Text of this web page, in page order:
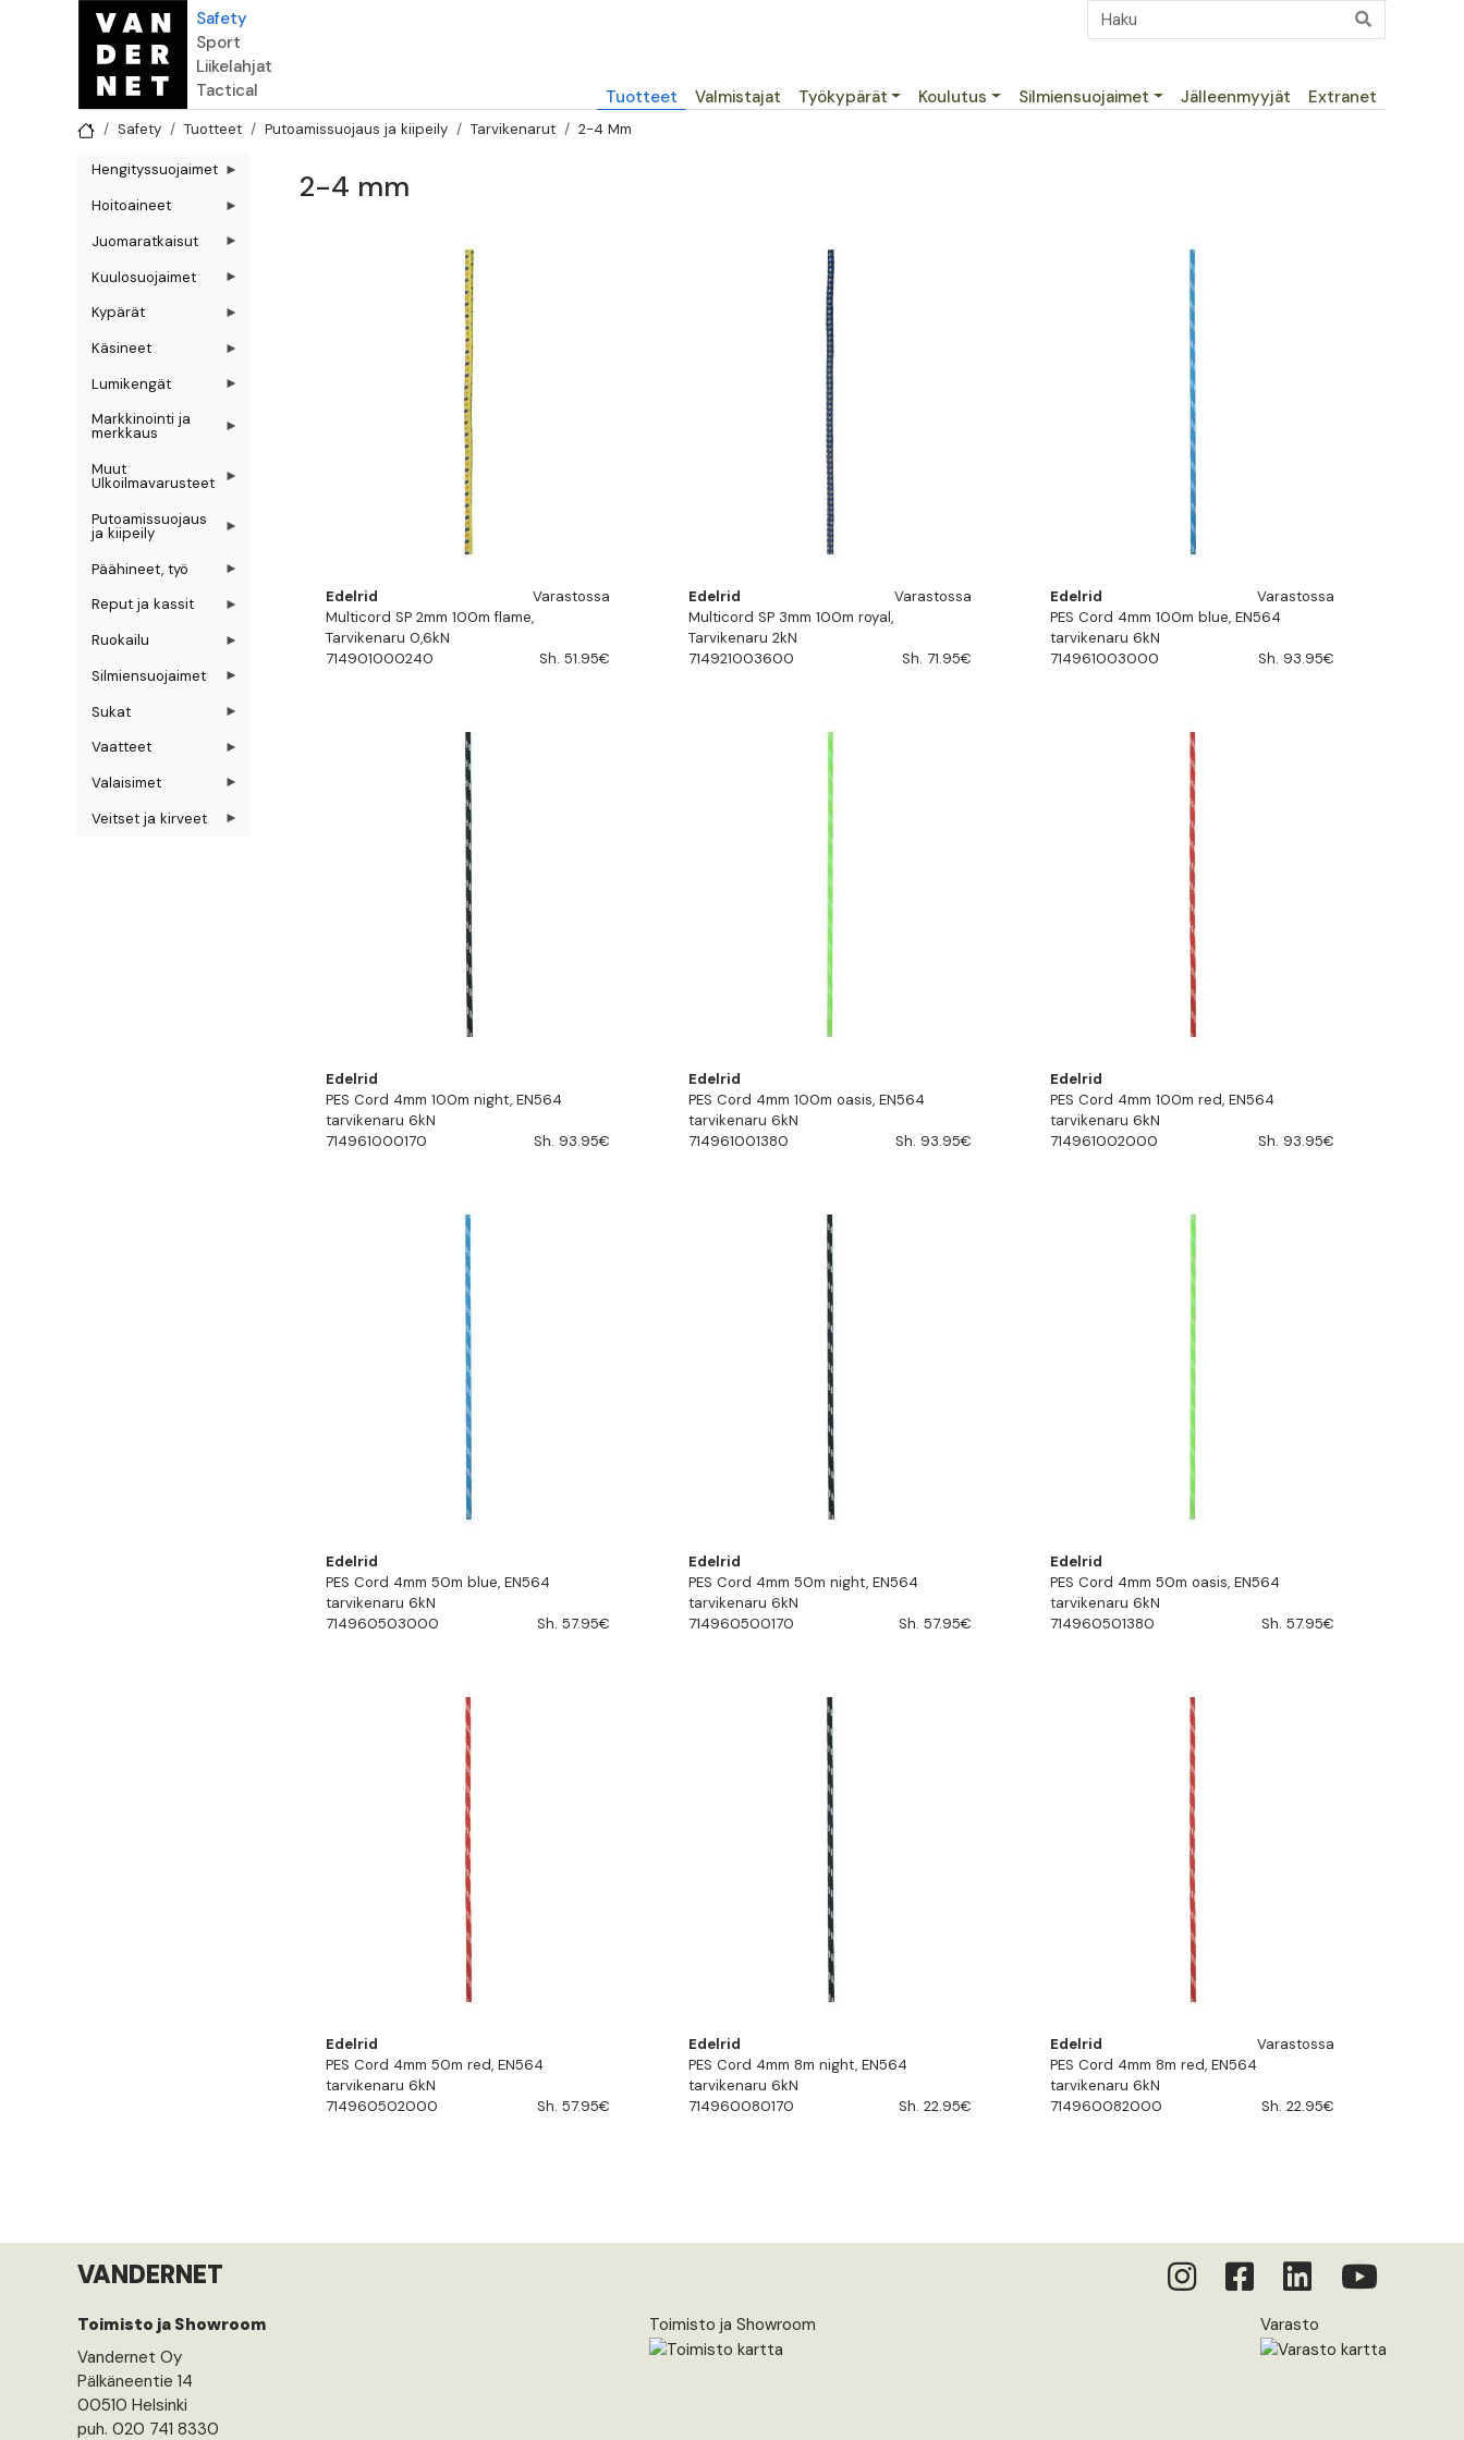
Hyppää pääsisältöön
Safety
Sport
Liikelahjat
Tactical
Päävalikko
Tuotteet Valmistajat Työkypärät Koulutus Silmiensuojaimet Jälleenmyyjät Extranet
Safety Tuotteet Putoamissuojaus ja kiipeily Tarvikenarut 2-4 Mm
2-4 mm
Edelrid
Varastossa
Multicord SP 2mm 100m flame,
Tarvikenaru 0,6kN
714901000240
Sh. 51.95€
Edelrid
Varastossa
Multicord SP 3mm 100m royal,
Tarvikenaru 2kN
714921003600
Sh. 71.95€
Edelrid
Varastossa
PES Cord 4mm 100m blue, EN564
tarvikenaru 6kN
714961003000
Sh. 93.95€
Edelrid
PES Cord 4mm 100m night, EN564
tarvikenaru 6kN
714961000170
Sh. 93.95€
Edelrid
PES Cord 4mm 100m oasis, EN564
tarvikenaru 6kN
714961001380
Sh. 93.95€
Edelrid
PES Cord 4mm 100m red, EN564
tarvikenaru 6kN
714961002000
Sh. 93.95€
Edelrid
PES Cord 4mm 50m blue, EN564
tarvikenaru 6kN
714960503000
Sh. 57.95€
Edelrid
PES Cord 4mm 50m night, EN564
tarvikenaru 6kN
714960500170
Sh. 57.95€
Edelrid
PES Cord 4mm 50m oasis, EN564
tarvikenaru 6kN
714960501380
Sh. 57.95€
Edelrid
PES Cord 4mm 50m red, EN564
tarvikenaru 6kN
714960502000
Sh. 57.95€
Edelrid
PES Cord 4mm 8m night, EN564
tarvikenaru 6kN
714960080170
Sh. 22.95€
Edelrid
Varastossa
PES Cord 4mm 8m red, EN564
tarvikenaru 6kN
714960082000
Sh. 22.95€
Hengityssuojaimet
Hoitoaineet
Juomaratkaisut
Kuulosuojaimet
Kypärät
Käsineet
Lumikengät
Markkinointi ja
merkkaus
Muut
Ulkoilmavarusteet
Putoamissuojaus
ja kiipeily
Päähineet, työ
Reput ja kassit
Ruokailu
Silmiensuojaimet
Sukat
Vaatteet
Valaisimet
Veitset ja kirveet
VANDERNET
Toimisto ja Showroom
Vandernet Oy
Pälkäneentie 14
00510 Helsinki
puh. 020 741 8330
Toimisto ja Showroom Varasto